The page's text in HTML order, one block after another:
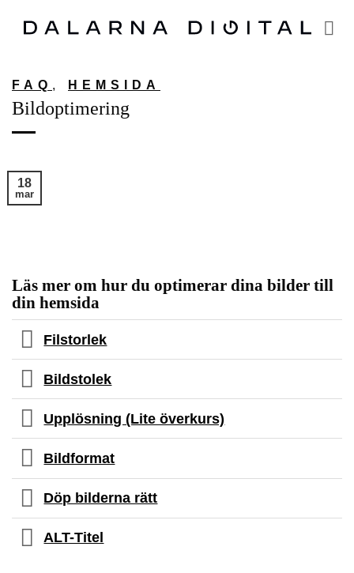
FAQ , HEMSIDA
Bildoptimering
18
mar
Läs mer om hur du optimerar dina bilder till
din hemsida
Filstorlek
Bildstolek
Upplösning (Lite överkurs)
Bildformat
Döp bilderna rätt
ALT-Titel